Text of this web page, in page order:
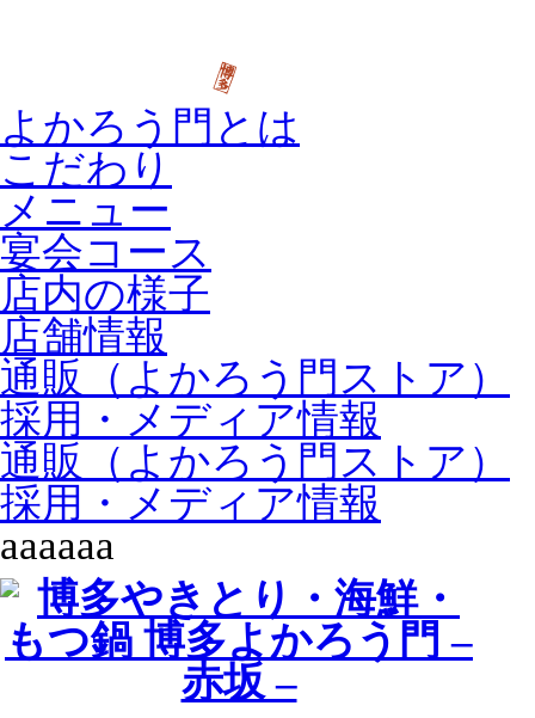
よかろう門とは
こだわり
メニュー
宴会コース
店内の様子
店舗情報
通販（よかろう門ストア）
採用・メディア情報
通販（よかろう門ストア）
採用・メディア情報
aaaaaa